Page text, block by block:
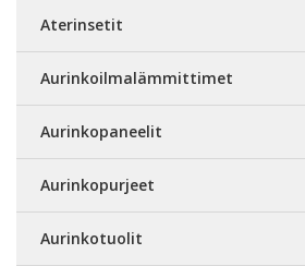
Aterinsetit
Aurinkoilmalämmittimet
Aurinkopaneelit
Aurinkopurjeet
Aurinkotuolit